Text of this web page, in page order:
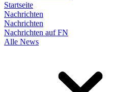
Startseite
Nachrichten
Nachrichten
Nachrichten auf FN
Alle News